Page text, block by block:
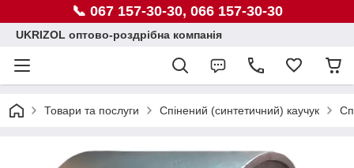
📞 067 157-30-30, 066 157-30-30
UKRIZOL оптово-роздрібна компанія
Товари та послуги Спінений (синтетичний) каучук